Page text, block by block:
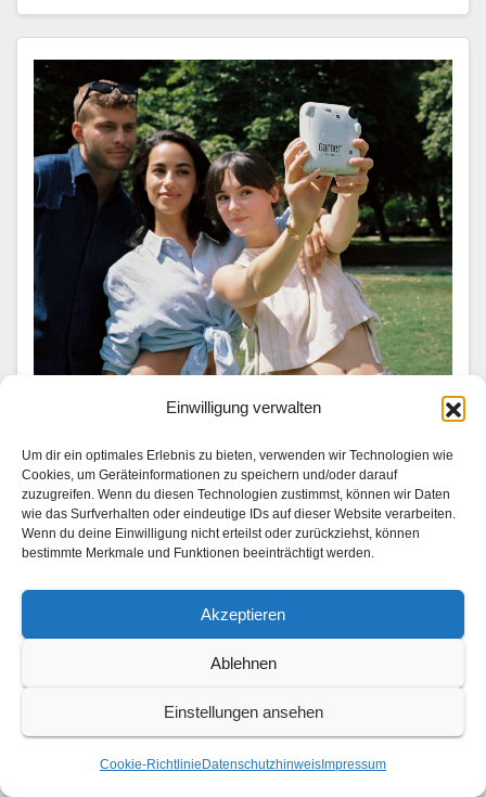
Einwilligung verwalten
Um dir ein optimales Erlebnis zu bieten, verwenden wir Technologien wie
Cookies, um Geräteinformationen zu speichern und/oder darauf
zuzugreifen. Wenn du diesen Technologien zustimmst, können wir Daten
wie das Surfverhalten oder eindeutige IDs auf dieser Website verarbeiten.
Wenn du deine Einwilligung nicht erteilst oder zurückziehst, können
bestimmte Merkmale und Funktionen beeinträchtigt werden.
Akzeptieren
Ablehnen
Einstellungen ansehen
Cookie-Richtlinie Datenschutzhinweis Impressum
Trip down memory lane: Analoge
Reiseerinnerungen
1. AUGUST 2026
Mit Lea van Acken, Gizem Emre und Ben Felipe
Momente wiederzuentdecken, die jede Reise prägen
Von Orten der Kind­heit und Lieblingsvierteln bis hin zu